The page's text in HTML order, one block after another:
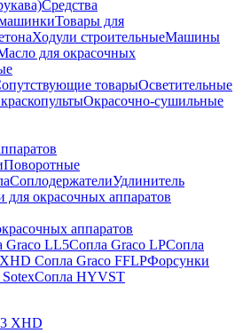
Средства
Товары для
Ходули строительныеМашины
для окрасочных
товарыОсветительные
Окрасочно-сушильные
Поворотные
СоплодержателиУдлинитель
для окрасочных аппаратов
аппаратов
Graco LL5Сопла Graco LPСопла
Сопла Graco FFLPФорсунки
Сопла HYVST